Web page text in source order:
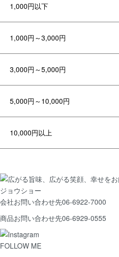
1,000円以下
1,000円～3,000円
3,000円～5,000円
5,000円～10,000円
10,000円以上
会社お問い合わせ先06-6922-7000
商品お問い合わせ先06-6929-0555
FOLLOW ME